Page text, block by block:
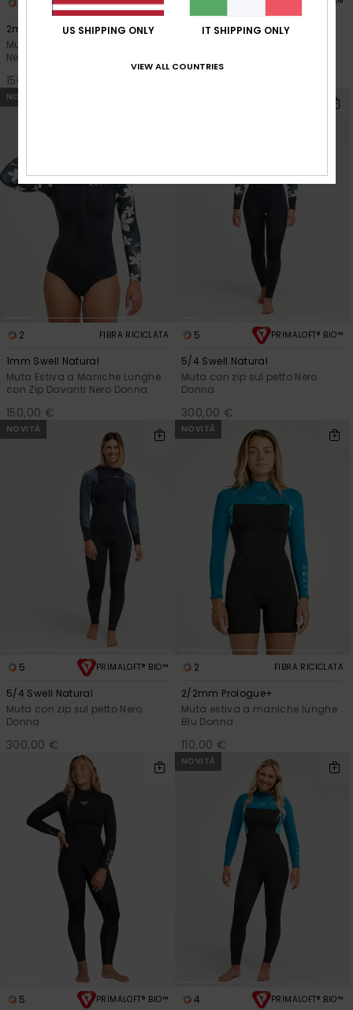
FIBRA RICICLATA
2mm Swell Natural
Muta estiva a maniche lunghe
Nero Donna
150,00 €
PRIMALOFT® BIO™
4/3 Swell Natural
NOVITÀ
2 FIBRA RICICLATA
1mm Swell Natural
Muta Estiva a Maniche Lunghe
con Zip Davanti Nero Donna
150,00 €
5 PRIMALOFT® BIO™
5/4 Swell Natural
Muta con zip sul petto Nero
Donna
300,00 €
NOVITÀ
5 PRIMALOFT® BIO™
5/4 Swell Natural
Muta con zip sul petto Nero
Donna
300,00 €
NOVITÀ
2 FIBRA RICICLATA
2/2mm Prologue+
Muta estiva a maniche lunghe
Blu Donna
110,00 €
5 PRIMALOFT® BIO™
NOVITÀ
4 PRIMALOFT® BIO™
US SHIPPING ONLY IT SHIPPING ONLY
VIEW ALL COUNTRIES